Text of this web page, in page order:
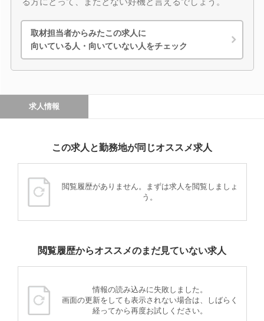
取材担当者からみたこの求人に
向いている人・向いていない人をチェック
求人情報
この求人と勤務地が同じオススメ求人
閲覧履歴がありません。まずは求人を閲覧しましょ
う。
閲覧履歴からオススメのまだ見ていない求人
情報の読み込みに失敗しました。
画面の更新をしても表示されない場合は、しばらく
経ってから再度お試しください。